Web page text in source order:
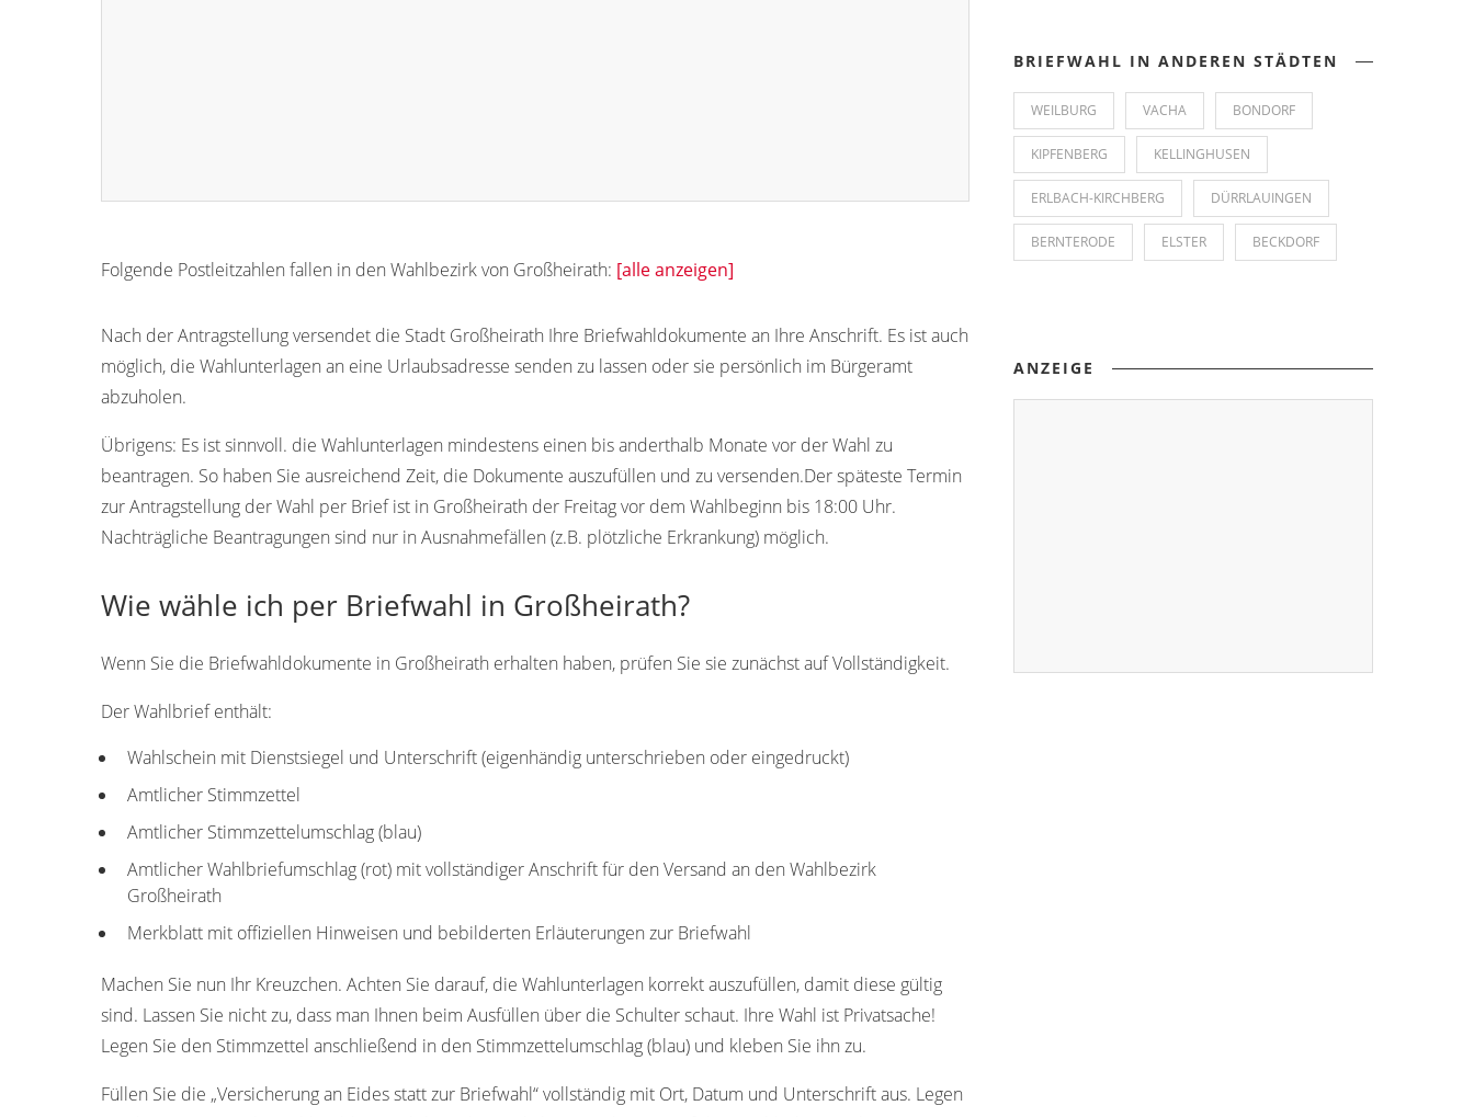
Folgende Postleitzahlen fallen in den Wahlbezirk von Großheirath: [alle anzeigen]
Nach der Antragstellung versendet die Stadt Großheirath Ihre Briefwahldokumente an Ihre Anschrift. Es ist auch
möglich, die Wahlunterlagen an eine Urlaubsadresse senden zu lassen oder sie persönlich im Bürgeramt
abzuholen.
Übrigens: Es ist sinnvoll. die Wahlunterlagen mindestens einen bis anderthalb Monate vor der Wahl zu
beantragen. So haben Sie ausreichend Zeit, die Dokumente auszufüllen und zu versenden.Der späteste Termin
zur Antragstellung der Wahl per Brief ist in Großheirath der Freitag vor dem Wahlbeginn bis 18:00 Uhr.
Nachträgliche Beantragungen sind nur in Ausnahmefällen (z.B. plötzliche Erkrankung) möglich.
Wie wähle ich per Briefwahl in Großheirath?
Wenn Sie die Briefwahldokumente in Großheirath erhalten haben, prüfen Sie sie zunächst auf Vollständigkeit.
Der Wahlbrief enthält:
Wahlschein mit Dienstsiegel und Unterschrift (eigenhändig unterschrieben oder eingedruckt)
Amtlicher Stimmzettel
Amtlicher Stimmzettelumschlag (blau)
Amtlicher Wahlbriefumschlag (rot) mit vollständiger Anschrift für den Versand an den Wahlbezirk
Großheirath
Merkblatt mit offiziellen Hinweisen und bebilderten Erläuterungen zur Briefwahl
Machen Sie nun Ihr Kreuzchen. Achten Sie darauf, die Wahlunterlagen korrekt auszufüllen, damit diese gültig
sind. Lassen Sie nicht zu, dass man Ihnen beim Ausfüllen über die Schulter schaut. Ihre Wahl ist Privatsache!
Legen Sie den Stimmzettel anschließend in den Stimmzettelumschlag (blau) und kleben Sie ihn zu.
Füllen Sie die „Versicherung an Eides statt zur Briefwahl“ vollständig mit Ort, Datum und Unterschrift aus. Legen
BRIEFWAHL IN ANDEREN STÄDTEN
WEILBURG VACHA BONDORF
KIPFENBERG KELLINGHUSEN
ERLBACH-KIRCHBERG DÜRRLAUINGEN
BERNTERODE ELSTER BECKDORF
ANZEIGE